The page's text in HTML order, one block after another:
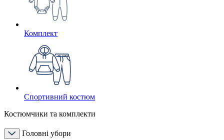
Комплект
Спортивний костюм
Костюмчики та комплекти
Головні убори